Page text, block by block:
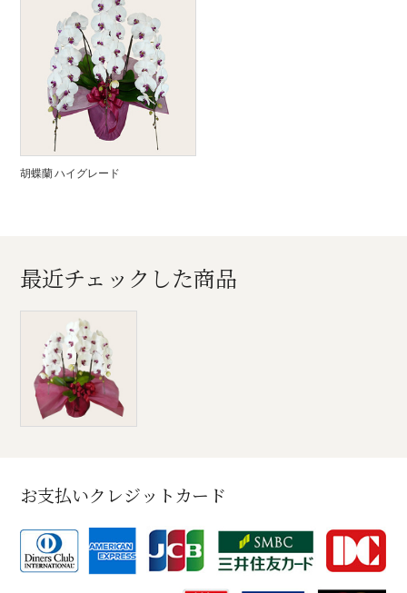
胡蝶蘭 ハイグレード
最近チェックした商品
お支払いクレジットカード